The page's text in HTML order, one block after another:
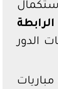
الدور